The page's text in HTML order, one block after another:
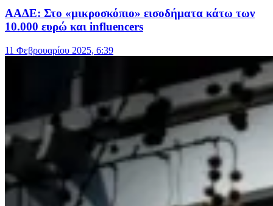
ΑΑΔΕ: Στο «μικροσκόπιο» εισοδήματα κάτω των
10.000 ευρώ και influencers
11 Φεβρουαρίου 2025, 6:39